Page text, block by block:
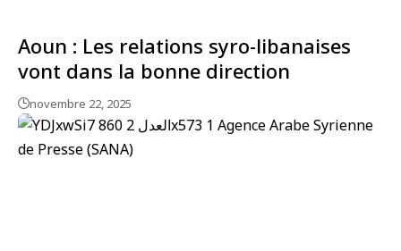
Aoun : Les relations syro-libanaises
vont dans la bonne direction
novembre 22, 2025